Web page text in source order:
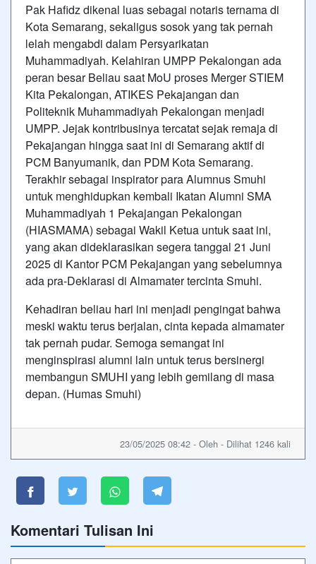
Pak Hafidz dikenal luas sebagai notaris ternama di
Kota Semarang, sekaligus sosok yang tak pernah
lelah mengabdi dalam Persyarikatan
Muhammadiyah. Kelahiran UMPP Pekalongan ada
peran besar Beliau saat MoU proses Merger STIEM
Kita Pekalongan, ATIKES Pekajangan dan
Politeknik Muhammadiyah Pekalongan menjadi
UMPP. Jejak kontribusinya tercatat sejak remaja di
Pekajangan hingga saat ini di Semarang aktif di
PCM Banyumanik, dan PDM Kota Semarang.
Terakhir sebagai inspirator para Alumnus Smuhi
untuk menghidupkan kembali Ikatan Alumni SMA
Muhammadiyah 1 Pekajangan Pekalongan
(HIASMAMA) sebagai Wakil Ketua untuk saat ini,
yang akan dideklarasikan segera tanggal 21 Juni
2025 di Kantor PCM Pekajangan yang sebelumnya
ada pra-Deklarasi di Almamater tercinta Smuhi.
Kehadiran beliau hari ini menjadi pengingat bahwa
meski waktu terus berjalan, cinta kepada almamater
tak pernah pudar. Semoga semangat ini
menginspirasi alumni lain untuk terus bersinergi
membangun SMUHI yang lebih gemilang di masa
depan. (Humas Smuhi)
23/05/2025 08:42 - Oleh - Dilihat 1246 kali
Komentari Tulisan Ini